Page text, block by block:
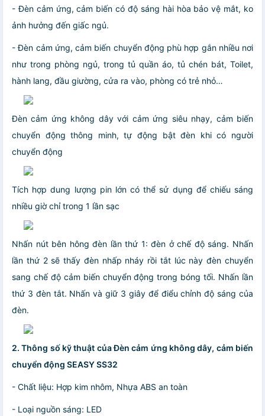
- Đèn cảm ứng, cảm biến có độ sáng hài hòa bảo vệ mắt, ko
ảnh hưởng đến giấc ngủ.
- Đèn cảm ứng, cảm biến chuyển động phù hợp gắn nhiều nơi
như trong phòng ngủ, trong tủ quần áo, tủ chén bát, Toilet,
hành lang, đầu giường, cửa ra vào, phòng có trẻ nhỏ…
Đèn cảm ứng không dây với cảm ứng siêu nhạy, cảm biến
chuyển động thông minh, tự động bật đèn khi có người
chuyển động
Tích hợp dung lượng pin lớn có thể sử dụng để chiếu sáng
nhiều giờ chỉ trong 1 lần sạc
Nhấn nút bên hông đèn lần thứ 1: đèn ở chế độ sáng. Nhấn
lần thứ 2 sẽ thấy đèn nhấp nháy rồi tắt lúc này đèn chuyển
sang chế độ cảm biến chuyển động trong bóng tối. Nhấn lần
thứ 3 đèn tắt. Nhấn và giữ 3 giây để điểu chỉnh độ sáng của
đèn.
2. Thông số kỹ thuật củaĐèn cảm ứng không dây, cảm biến
chuyển động SEASY SS32
- Chất liệu: Hợp kim nhôm, Nhựa ABS an toàn
- Loại nguồn sáng: LED